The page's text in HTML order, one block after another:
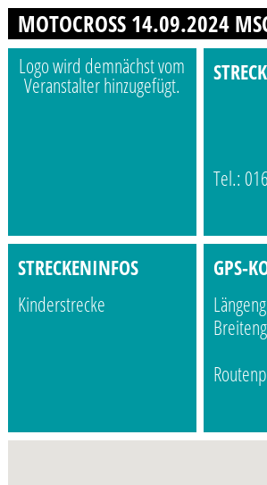
MOTOCROSS 14.09.2024
Logo wird demnächst vom
Veranstalter hinzugefügt.
Tel.:
STRECKENINFOS
Kinderstrecke
GPS-